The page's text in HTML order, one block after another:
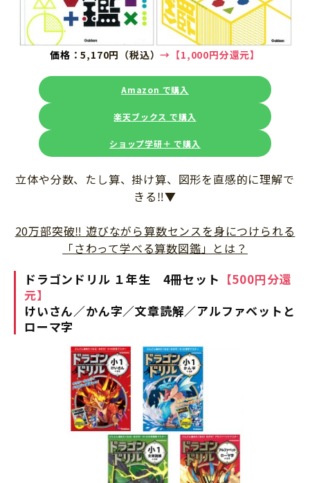
価格 ：5,170円（税込）→【1,000円分還元】
Amazon で購入
楽天ブックス で購入
ショップ学研＋ で購入
立体や分数、たし算、掛け算、図形を直感的に理解で
きる‼▼
20万部突破‼ 遊びながら算数センスを身につけられる
「さわって学べる算数図鑑」とは？
ドラゴンドリル １年生 4冊セット 【500円分還
元】
けいさん／かん字／文章読解／アルファベットと
ローマ字